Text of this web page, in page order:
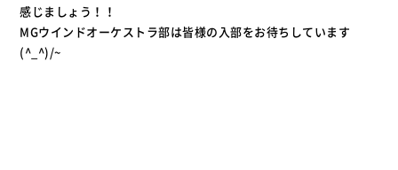
感じましょう！！
MGウインドオーケストラ部は皆様の入部をお待ちしています
(^_^)/~